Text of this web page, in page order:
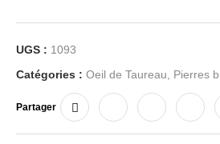
UGS : 1093
Catégories : Oeil de Taureau Pierres
Partager